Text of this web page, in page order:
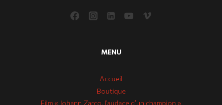
MENU
Accueil
Boutique
Film « Johann Zarco, l’audace d’un champion »